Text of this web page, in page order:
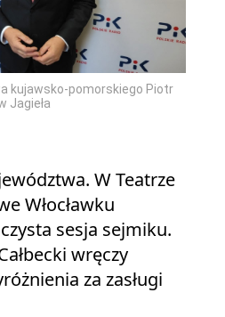
kujawsko-pomorskiego Piotr
Jagieła
W Teatrze
Włocławku
sesja sejmiku.
wręczy
za zasługi